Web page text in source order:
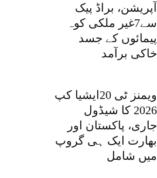
آپریشن، براڈ پیک
سے7غیر ملکی کوہ
پیمائوں کے جسد
خاکی برآمد
ویمنز ٹی 20ایشیا کپ
2026 کا شیڈول
جاری، پاکستان اور
بھارت ایک ہی گروپ
میں شامل